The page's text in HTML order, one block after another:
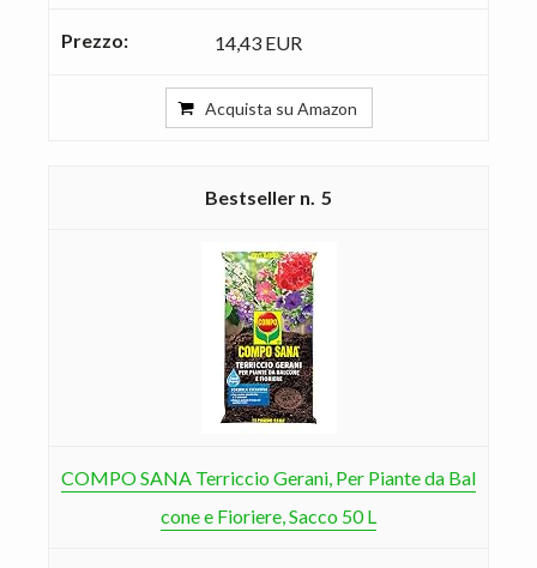
14,43 EUR
Acquista su Amazon
5
COMPO SANA Terriccio Gerani, Per Piante da Bal
cone e Fioriere, Sacco 50 L